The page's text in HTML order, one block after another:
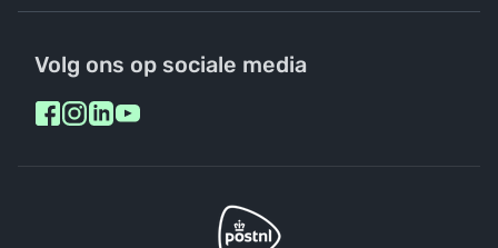
Volg ons op sociale media